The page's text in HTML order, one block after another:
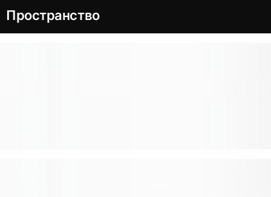
Пространство